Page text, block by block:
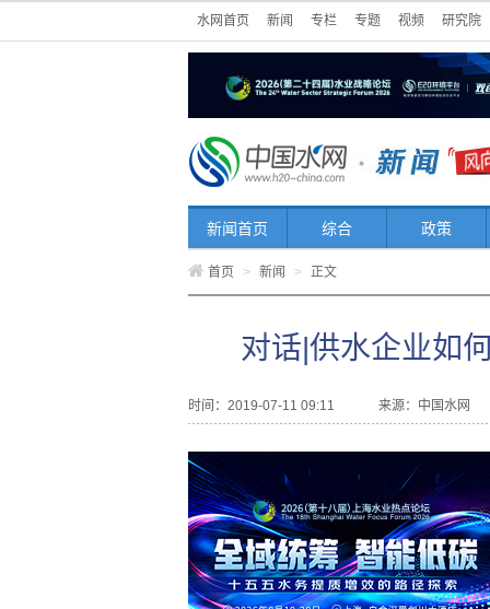
水网首页 新闻 专栏 专题 视频 研究院
新闻首页 综合 政策
首页 > 新闻 > 正文
对话|供水企业如
时间：2019-07-11 09:11 来源： 中国水网